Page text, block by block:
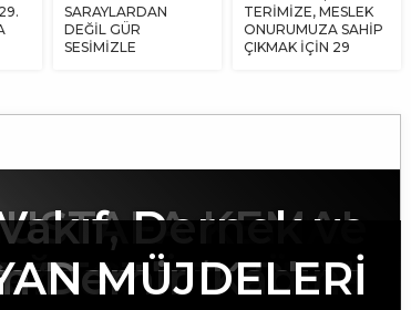
SARAYLARDAN
DEĞİL GÜR
SESİMİZLE
TERİMİZE, MESLEK
ONURUMUZA SAHİP
ÇIKMAK İÇİN 29
MÜJDELERİ
VE NEVŞEHİR
geliri olmayan
ÜÇ
KEMAL
ATATÜRK’Ü VE
Dernek ve
Bağlı
Demir ‘Kadına